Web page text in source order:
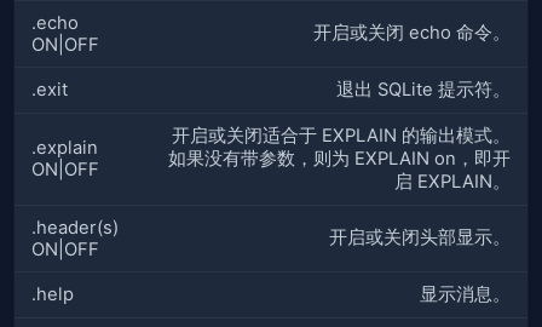
.echo
ON|OFF
开启或关闭 echo 命令。
.exit 退出 SQLite 提示符。
.explain
ON|OFF
开启或关闭适合于 EXPLAIN 的输出模式。
如果没有带参数，则为 EXPLAIN on，即开
启 EXPLAIN。
.header(s)
ON|OFF
开启或关闭头部显示。
.help 显示消息。